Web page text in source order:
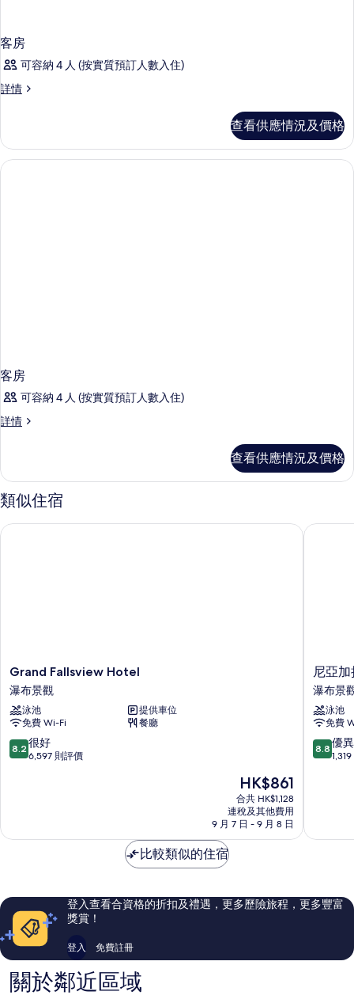
客房
可容納 4 人 (按實質預訂人數入住)
詳情
客
查看供應情況及價格
客房
可容納 4 人 (按實質預訂人數入住)
詳情
客
查看供應情況及價格
類似住宿
Grand
Fallsview
Hotel
瀑
布
景
觀
Grand Fallsview Hotel
瀑布景觀
泳池
提供車位
免費 Wi-Fi
餐廳
8.2
分
很
評
價
評
8.2 很好
6,597 則評價
現
售
HK$861
HK$861
合共 HK$1,128
連稅及其他費用
9 月 7 日 - 9 月 8 日
Grand Fallsview Hotel
尼
亞
加
拉
大
瀑
布
布
尼亞
瀑布景
泳池
免費
8.8
分
優
評
價
8.8 優異
尼亞加
比較類似的住宿
登入查看合資格的折扣及禮遇，更多歷險旅程，更多豐富
獎賞！
登入 免費註冊
關於鄰近區域